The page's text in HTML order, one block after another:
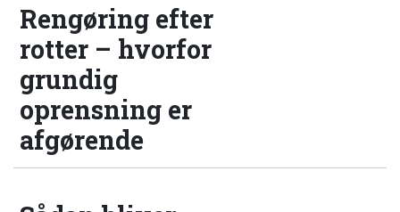
Rengøring efter
rotter – hvorfor
grundig
oprensning er
afgørende